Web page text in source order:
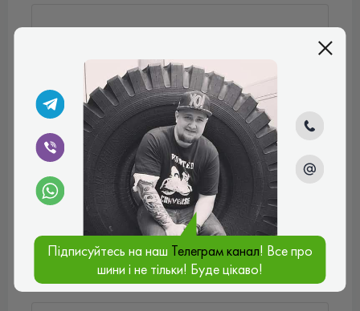
Ваш e-mail*
Введіть коментар*
Оцінити товар*
Плюси
Підписуйтесь на наш Телеграм канал! Все про
шини і не тільки! Буде цікаво!